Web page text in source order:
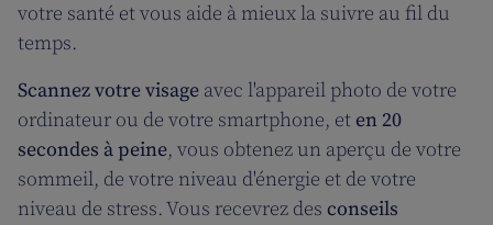
votre santé et vous aide à mieux la suivre au fil du
temps.
Scannez votre visage avec l'appareil photo de votre
ordinateur ou de votre smartphone, et en 20
secondes à peine, vous obtenez un aperçu de votre
sommeil, de votre niveau d'énergie et de votre
niveau de stress. Vous recevrez des conseils